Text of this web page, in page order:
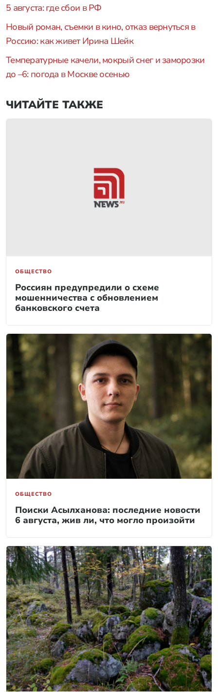
5 августа: где сбои в РФ
Новый роман, съемки в кино, отказ вернуться в
Россию: как живет Ирина Шейк
Температурные качели, мокрый снег и заморозки
до –6: погода в Москве осенью
ЧИТАЙТЕ ТАКЖЕ
ОБЩЕСТВО
Россиян предупредили о схеме
мошенничества с обновлением
банковского счета
ОБЩЕСТВО
Поиски Асылханова: последние новости
6 августа, жив ли, что могло произойти